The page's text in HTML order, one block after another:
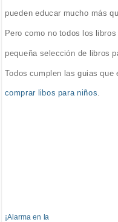
pueden educar mucho más
Pero como no todos los
pequeña selección de libros
Todos cumplen las guias
comprar libos para niños.
¡Alarma en la